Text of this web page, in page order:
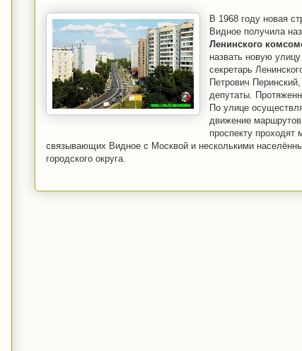
В 1968 году новая
Видное получила
Ленинского
назвать новую
секретарь
Петрович
депутаты.
По улице
движение
проспекту проходят
связывающих Видное с Москвой и несколькими
городского округа.